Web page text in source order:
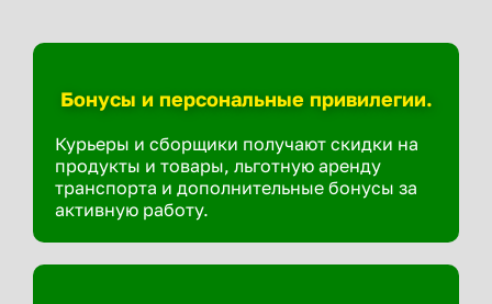
Бонусы и персональные привилегии.
Курьеры и сборщики получают скидки на
продукты и товары, льготную аренду
транспорта и дополнительные бонусы за
активную работу.